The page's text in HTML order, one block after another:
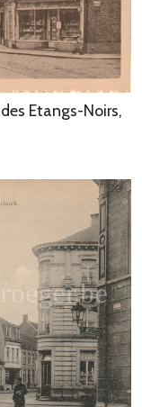
Etangs-Noirs,